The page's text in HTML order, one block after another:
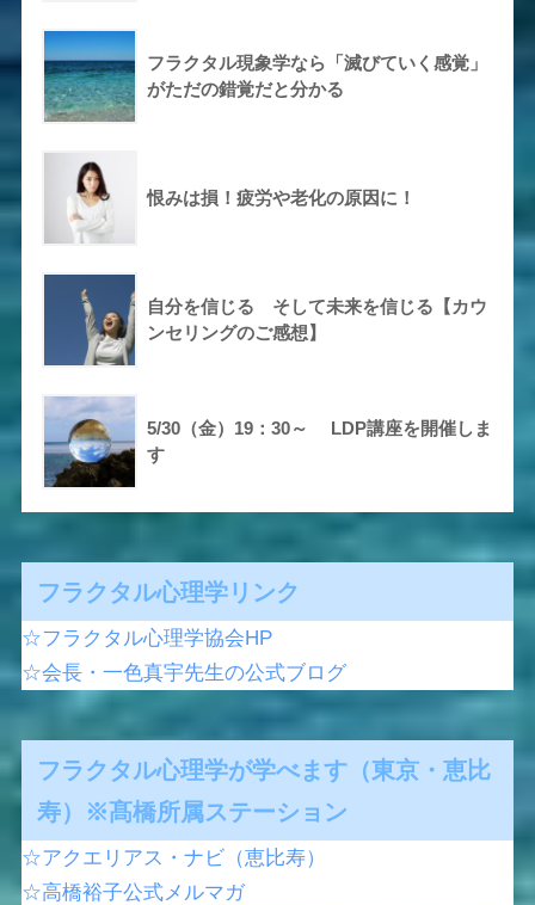
フラクタル現象学なら「滅びていく感覚」
がただの錯覚だと分かる
恨みは損！疲労や老化の原因に！
自分を信じる そして未来を信じる【カウ
ンセリングのご感想】
5/30（金）19：30～ LDP講座を開催しま
す
フラクタル心理学リンク
☆フラクタル心理学協会HP
☆会長・一色真宇先生の公式ブログ
フラクタル心理学が学べます（東京・恵比
寿）※髙橋所属ステーション
☆アクエリアス・ナビ（恵比寿）
☆高橋裕子公式メルマガ